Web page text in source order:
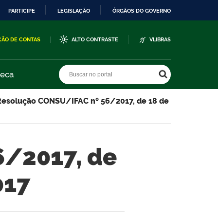
PARTICIPE LEGISLAÇÃO ÓRGÃOS DO GOVERNO
DE CONTAS ALTO CONTRASTE VLIBRAS
CONSU/IFAC nº 56/2017, de 18 de
2017, de